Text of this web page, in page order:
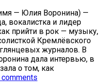
— Юлия Воронина) —
вокалистка и лидер
прийти в рок — музыку,
Кремлёвского
журналов. В
дала интервью, в
о том, как
comments